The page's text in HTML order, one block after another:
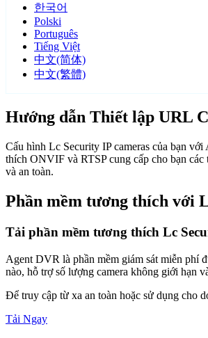
한국어
Polski
Português
Tiếng Việt
中文(简体)
中文(繁體)
Hướng dẫn Thiết lập URL
Cấu hình Lc Security IP cameras của bạn
thích ONVIF và RTSP cung cấp cho bạn
và an toàn.
Phần mềm tương thích với
Tải phần mềm tương thích Lc
Agent DVR là phần mềm giám sát miễn phí
nào, hỗ trợ số lượng camera không giới hạn
Để truy cập từ xa an toàn hoặc sử dụng cho
Tải Ngay